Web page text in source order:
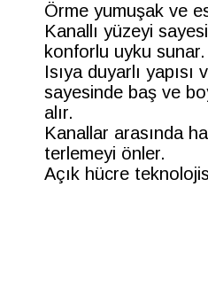
Örme yumuşak ve
Kanallı yüzeyi
konforlu uyku sunar.
Isıya duyarlı yapısı
sayesinde baş ve
alır.
Kanallar arasında
terlemeyi önler.
Açık hücre